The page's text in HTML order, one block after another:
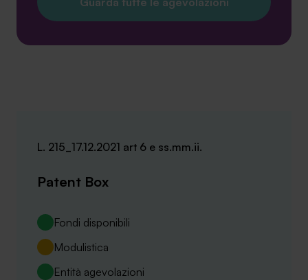
L. 215_17.12.2021 art 6 e ss.mm.ii.
Patent Box
Fondi disponibili
Modulistica
Entità agevolazioni